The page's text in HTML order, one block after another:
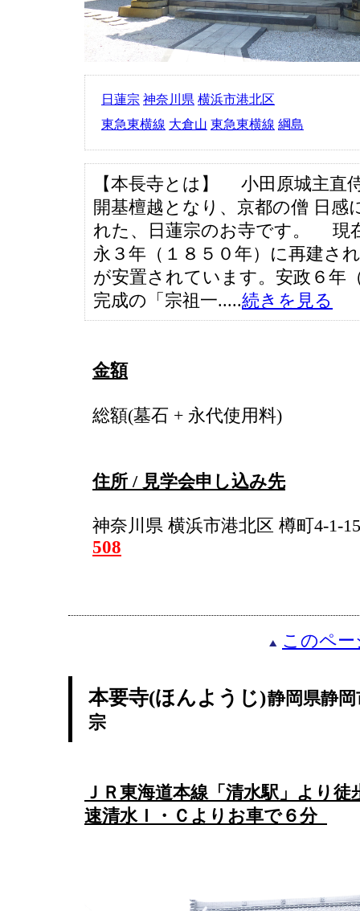
日蓮宗 神奈川県 横浜市港北区
東急東横線 大倉山 東急東横線 綱島
【本長寺とは】 小田原城主直
開基檀越となり、京都の僧 日感
れた、日蓮宗のお寺です。 現
永３年（１８５０年）に再建さ
が安置されています。安政６年
完成の「宗祖一.....続きを見る
金額
総額(墓石 + 永代使用料)
住所 / 見学会申し込み先
神奈川県 横浜市港北区 樽町4-1-
508
このペ
本要寺(ほんようじ)静岡県静
宗
ＪＲ東海道本線「清水駅」より
速清水Ｉ・Ｃよりお車で６分